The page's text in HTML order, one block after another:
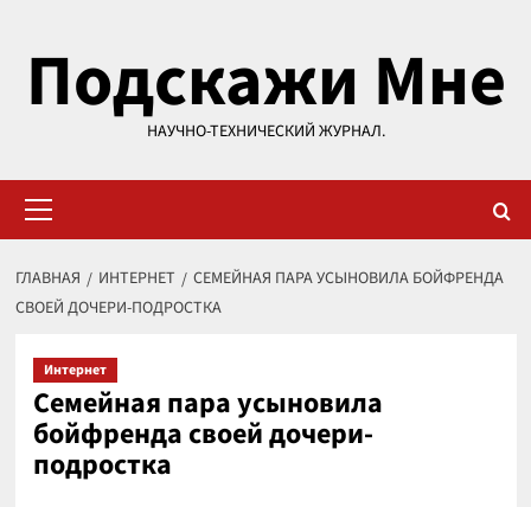
содержимому
Подскажи Мне
НАУЧНО-ТЕХНИЧЕСКИЙ ЖУРНАЛ.
меню
ГЛАВНАЯ ИНТЕРНЕТ
СЕМЕЙНАЯ ПАРА УСЫНОВИЛА БОЙФРЕНДА
СВОЕЙ ДОЧЕРИ-ПОДРОСТКА
Интернет
Семейная пара усыновила
бойфренда своей дочери-
подростка